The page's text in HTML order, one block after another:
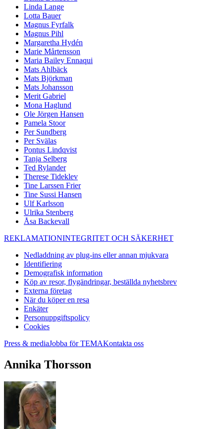
Linda Lange
Lotta Bauer
Magnus Fyrfalk
Magnus Pihl
Margaretha Hydén
Marie Mårtensson
Maria Bailey Ennaqui
Mats Ahlbäck
Mats Björkman
Mats Johansson
Merit Gabriel
Mona Haglund
Ole Jörgen Hansen
Pamela Stoor
Per Sundberg
Per Svälas
Pontus Lindqvist
Tanja Selberg
Ted Rylander
Therese Tideklev
Tine Larssen Frier
Tine Sussi Hansen
Ulf Karlsson
Ulrika Stenberg
Åsa Backevall
REKLAMATIONINTEGRITET OCH SÄKERHET
Nedladdning av plug-ins eller annan mjukvara
Identifiering
Demografisk information
Köp av resor, flygändringar, beställda nyhetsbrev
Externa företag
När du köper en resa
Enkäter
Personuppgiftspolicy
Cookies
Press & mediaJobba för TEMAKontakta oss
Annika Thorsson